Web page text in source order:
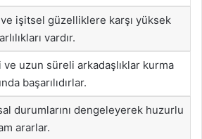
işitsel güzelliklere karşı yüksek
vardır.
ve uzun süreli arkadaşlıklar kurma
başarılıdırlar.
durumlarını dengeleyerek huzurlu
ararlar.